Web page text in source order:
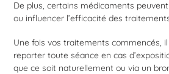
De plus, certains médicaments
ou influencer l’efficacité des
Une fois vos traitements commencés,
reporter toute séance en cas
que ce soit naturellement ou via un